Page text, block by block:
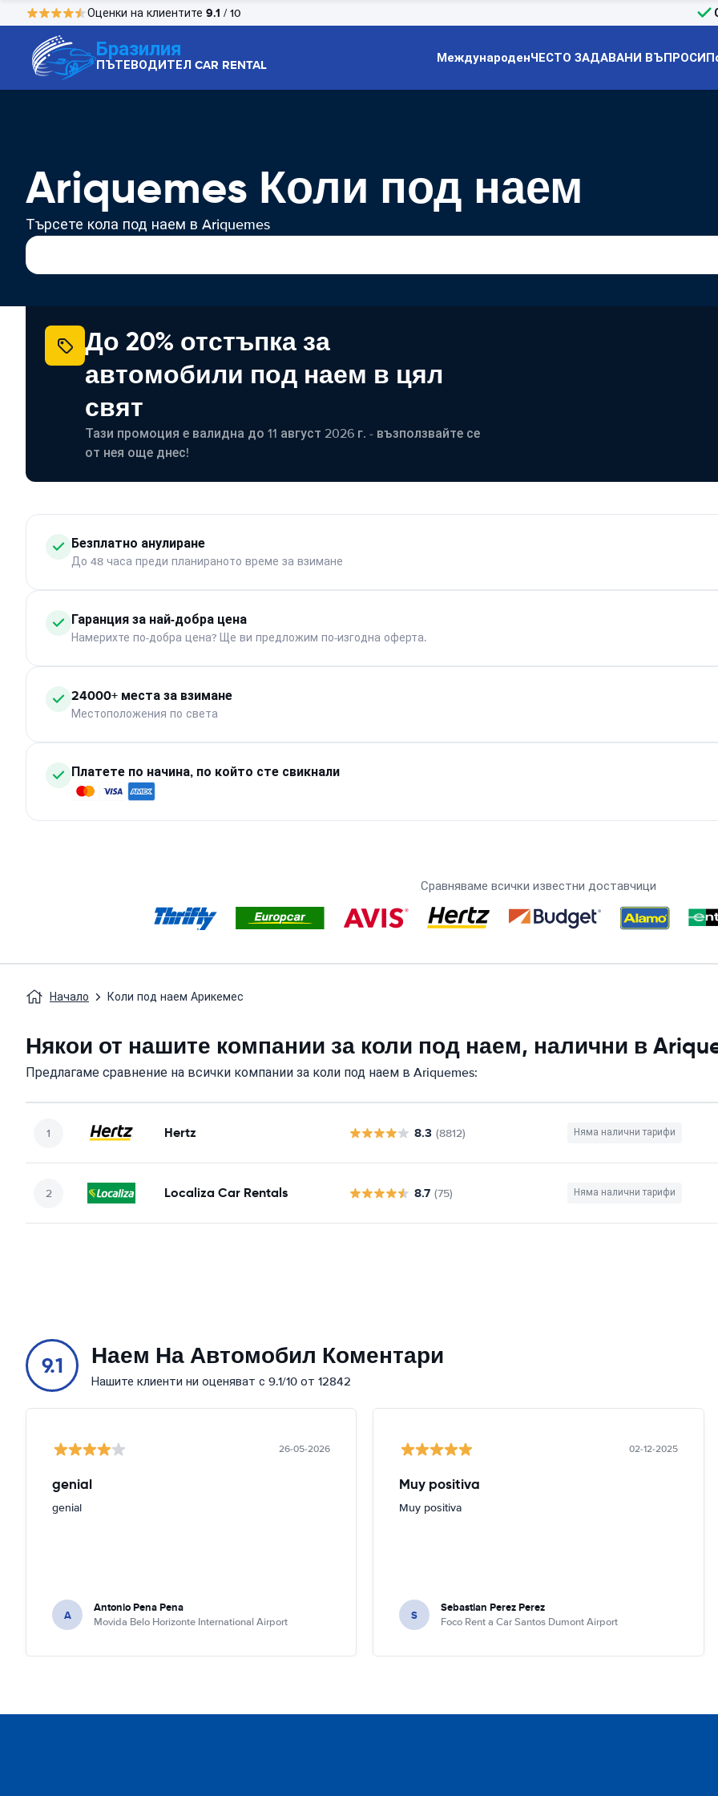
Оценки на клиентите 9.1 / 10
Бразилия
ПЪТЕВОДИТЕЛ CAR RENTAL МеждународенЧЕСТО ЗАДАВАНИ ВЪПРОСИ
Ariquemes Коли под наем
Търсете кола под наем в Ariquemes
До 20% отстъпка за
автомобили под наем в цял
свят
Тази промоция е валидна до 11 август 2026 г. - възползвайте се
от нея още днес!
Безплатно анулиране
До 48 часа преди планираното време за взимане
Гаранция за най-добра цена
Намерихте по-добра цена? Ще ви предложим по-изгодна оферта.
24000+ места за взимане
Местоположения по света
Платете по начина, по който сте свикнали
Сравняваме всички известни доставчици
Начало Коли под наем Арикемес
Някои от нашите компании за коли под наем, налични в
Предлагаме сравнение на всички компании за коли под наем в Ariquemes:
Hertz 8.3 (8812) Няма налични тарифи
Localiza Car Rentals 8.7 (75) Няма налични тарифи
9.1 Наем На Автомобил Коментари
Нашите клиенти ни оценяват с 9.1/10 от 12842
26-05-2026
genial
genial
A Antonio Pena Pena
Movida Belo Horizonte International Airport
02-12-2025
Muy positiva
Muy positiva
S Sebastian Perez Perez
Foco Rent a Car Santos Dumont Airport